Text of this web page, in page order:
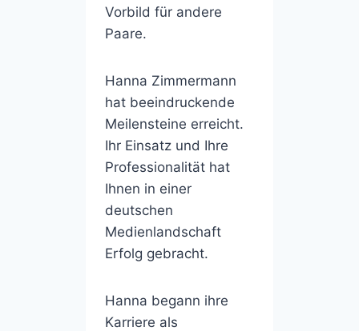
Vorbild für andere
Paare.
Hanna Zimmermann
hat beeindruckende
Meilensteine ​​erreicht.
Ihr Einsatz und Ihre
Professionalität hat
Ihnen in einer
deutschen
Medienlandschaft
Erfolg gebracht.
Hanna begann ihre
Karriere als